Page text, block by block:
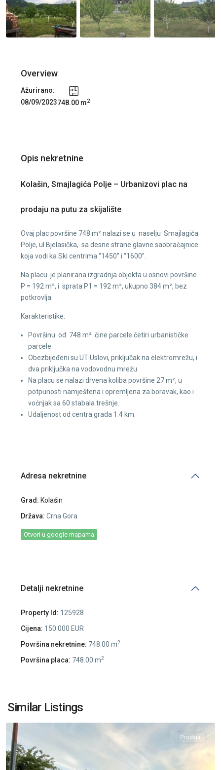
Overview
Ažurirano:
08/09/2023748.00 m2
Opis nekretnine
Kolašin, Smajlagića Polje – Urbanizovi plac na
prodaju na putu za skijalište
Ovaj plac površine 748 m² nalazi se u naselju Smajlagića
Polje, ul Bjelasička, sa desne strane glavne saobraćajnice
koja vodi ka Ski centrima “1450” i “1600”.
Na placu je planirana izgradnja objekta u osnovi površine
P = 192 m², i sprata P1 = 192 m², ukupno 384 m², bez
potkrovlja.
Karakteristike:
Površinu od 748 m² čine parcele četiri urbanističke
parcele.
Obezbijeđeni su UT Uslovi, priključak na elektromrežu, i
dva priključka na vodovodnu mrežu.
Na placu se nalazi drvena koliba površine 27 m², u
potpunosti namještena i opremljena za boravak, kao i
voćnjak sa 60 stabala trešnje.
Udaljenost od centra grada 1.4 km.
Adresa nekretnine
Grad: Kolašin
Država: Crna Gora
Otvori u google mapama
Detalji nekretnine
Property Id: 125928
Cijena: 150 000 EUR
Površina nekretnine: 748.00 m2
Površina placa: 748.00 m2
Similar Listings
Kolasin
Kolašin
Prodaja